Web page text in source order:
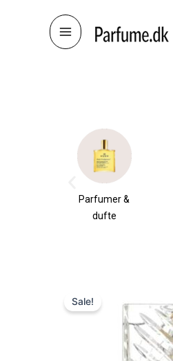
Parfumer &
dufte
Sale!